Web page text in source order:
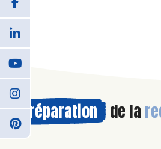
Préparation de la